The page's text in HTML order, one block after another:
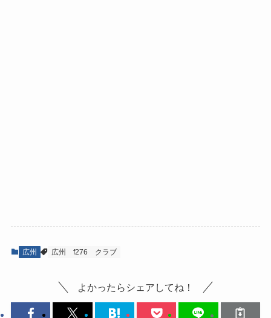
広州 広州 f276 クラブ
よかったらシェアしてね！